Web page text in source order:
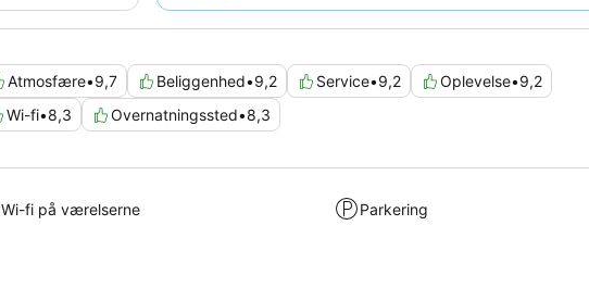
og overveje at udforske de store områder og den
for afslapning og frisk luft.
Atmosfære•9,7 Beliggenhed•9,2 Service•9,2 Oplevelse•9,2
Wi-fi•8,3 Overnatningssted•8,3
Wi-fi på værelserne Parkering